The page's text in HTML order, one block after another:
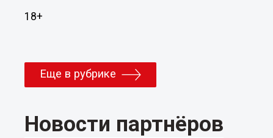
18+
Еще в рубрике
Новости партнёров